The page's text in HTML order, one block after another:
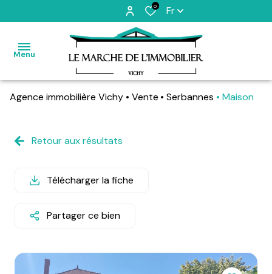
0 Fr
Menu
vendre
louer
bien
Agence immobilière Vichy Vente Serbannes Maison
Retour aux résultats
Télécharger la fiche
Partager ce bien